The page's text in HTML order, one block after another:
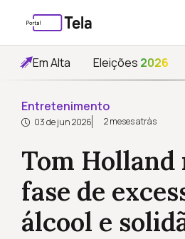
Em Alta Eleições 2026
Entretenimento
03 de jun 2026 2 meses atrás
Tom
fase de
álcool e